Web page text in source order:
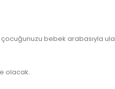
bebek arabasıyla
olacak.